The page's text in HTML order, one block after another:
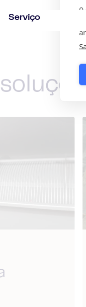
o
Serviço